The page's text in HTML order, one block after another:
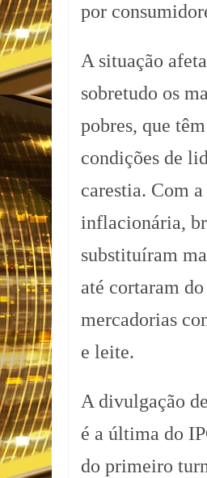
por
A situação afeta
sobretudo os
pobres, que
condições de
carestia. Com a
inflacionária,
substituíram
até cortaram
mercadorias
e leite.
A divulgação
é a última do
do primeiro